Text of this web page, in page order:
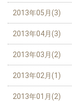
2013年05月(3)
2013年04月(3)
2013年03月(2)
2013年02月(1)
2013年01月(2)